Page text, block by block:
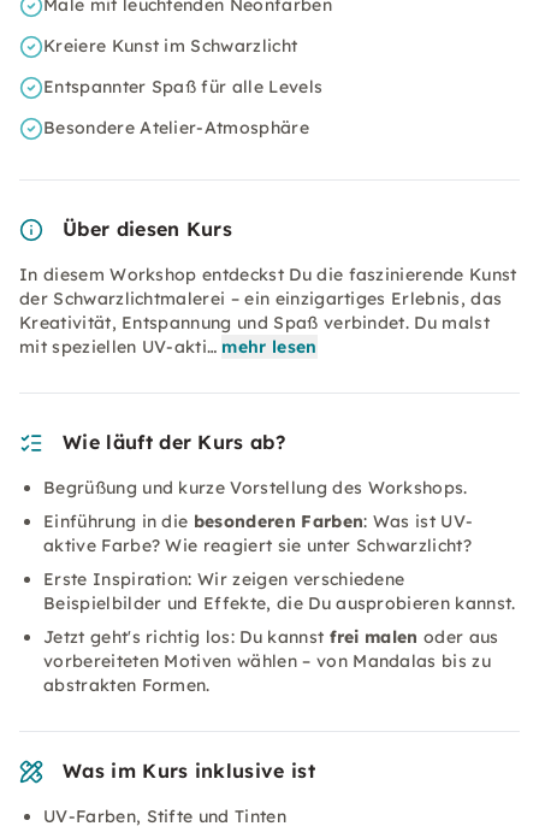
Male mit leuchtenden Neonfarben
Kreiere Kunst im Schwarzlicht
Entspannter Spaß für alle Levels
Besondere Atelier-Atmosphäre
Über diesen Kurs
In diesem Workshop entdeckst Du die faszinierende Kunst
der Schwarzlichtmalerei – ein einzigartiges Erlebnis, das
Kreativität, Entspannung und Spaß verbindet. Du malst
mit speziellen UV-akti… mehr lesen
Wie läuft der Kurs ab?
Begrüßung und kurze Vorstellung des Workshops.
Einführung in die besonderen Farben: Was ist UV-
aktive Farbe? Wie reagiert sie unter Schwarzlicht?
Erste Inspiration: Wir zeigen verschiedene
Beispielbilder und Effekte, die Du ausprobieren kannst.
Jetzt geht's richtig los: Du kannst frei malen oder aus
vorbereiteten Motiven wählen – von Mandalas bis zu
abstrakten Formen.
Was im Kurs inklusive ist
UV-Farben, Stifte und Tinten